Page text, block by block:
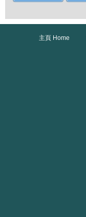
主頁 Home